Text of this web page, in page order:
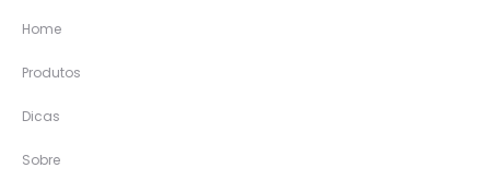
Home
Produtos
Dicas
Sobre